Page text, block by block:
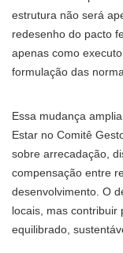
estrutura não será
redesenho do pacto
apenas como
formulação das
Essa mudança
Estar no Comitê
sobre arrecadação,
compensação entre
desenvolvimento. O
locais, mas contribuir
equilibrado,